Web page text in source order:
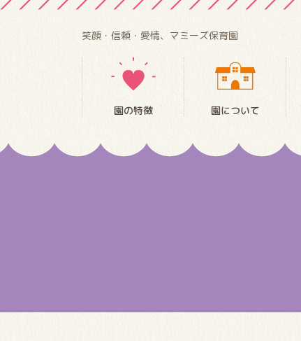
笑顔・信頼・愛情、マミーズ保育園
園の特徴 園について